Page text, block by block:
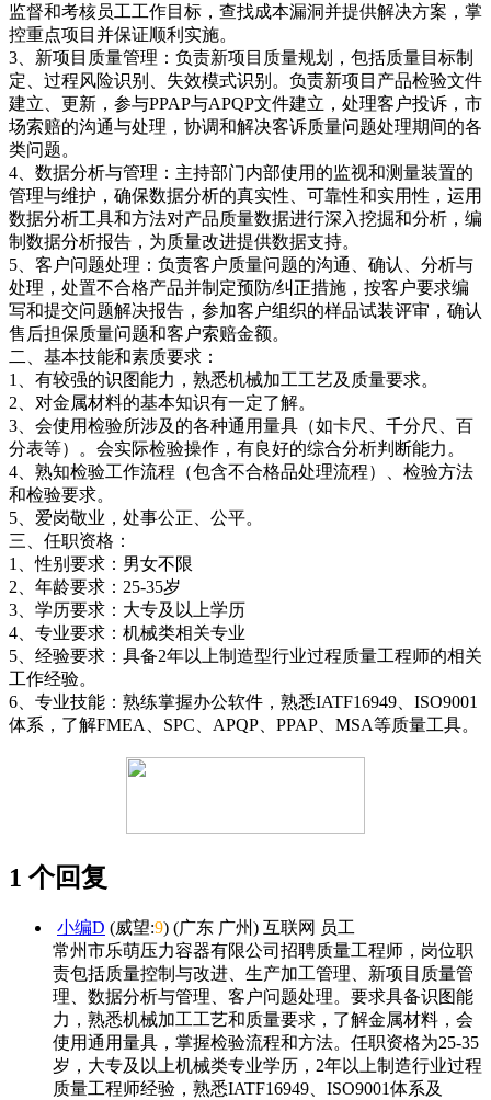
监督和考核员工工作目标，查找成本漏洞并提供解决方案，掌
控重点项目并保证顺利实施。
3、新项目质量管理：负责新项目质量规划，包括质量目标制
定、过程风险识别、失效模式识别。负责新项目产品检验文件
建立、更新，参与PPAP与APQP文件建立，处理客户投诉，市
场索赔的沟通与处理，协调和解决客诉质量问题处理期间的各
类问题。
4、数据分析与管理：主持部门内部使用的监视和测量装置的
管理与维护，确保数据分析的真实性、可靠性和实用性，运用
数据分析工具和方法对产品质量数据进行深入挖掘和分析，编
制数据分析报告，为质量改进提供数据支持。
5、客户问题处理：负责客户质量问题的沟通、确认、分析与
处理，处置不合格产品并制定预防/纠正措施，按客户要求编
写和提交问题解决报告，参加客户组织的样品试装评审，确认
售后担保质量问题和客户索赔金额。
二、基本技能和素质要求：
1、有较强的识图能力，熟悉机械加工工艺及质量要求。
2、对金属材料的基本知识有一定了解。
3、会使用检验所涉及的各种通用量具（如卡尺、千分尺、百
分表等）。会实际检验操作，有良好的综合分析判断能力。
4、熟知检验工作流程（包含不合格品处理流程）、检验方法
和检验要求。
5、爱岗敬业，处事公正、公平。
三、任职资格：
1、性别要求：男女不限
2、年龄要求：25-35岁
3、学历要求：大专及以上学历
4、专业要求：机械类相关专业
5、经验要求：具备2年以上制造型行业过程质量工程师的相关
工作经验。
6、专业技能：熟练掌握办公软件，熟悉IATF16949、ISO9001
体系，了解FMEA、SPC、APQP、PPAP、MSA等质量工具。
1 个回复
小编D (威望:9) (广东 广州) 互联网 员工
常州市乐萌压力容器有限公司招聘质量工程师，岗位职
责包括质量控制与改进、生产加工管理、新项目质量管
理、数据分析与管理、客户问题处理。要求具备识图能
力，熟悉机械加工工艺和质量要求，了解金属材料，会
使用通用量具，掌握检验流程和方法。任职资格为25-35
岁，大专及以上机械类专业学历，2年以上制造行业过程
质量工程师经验，熟悉IATF16949、ISO9001体系及